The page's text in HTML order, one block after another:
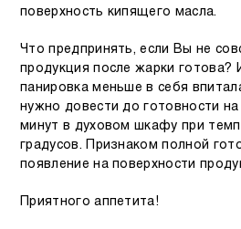
поверхность кипящего масла.
Что предпринять, если Вы не
продукция после жарки готова?
панировка меньше в себя
нужно довести до готовности
минут в духовом шкафу при
градусов. Признаком полной
появление на поверхности
Приятного аппетита!